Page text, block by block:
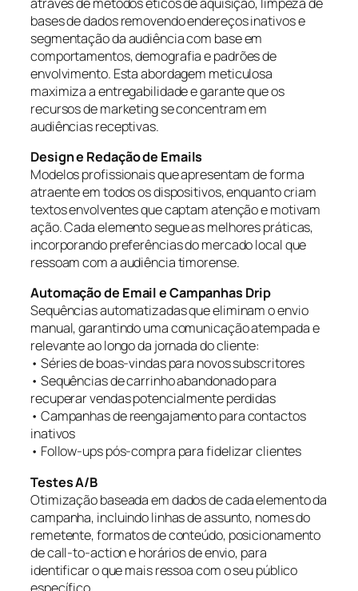
bases de dados removendo endereços inativos e
segmentação da audiência com base em
comportamentos, demografia e padrões de
envolvimento. Esta abordagem meticulosa
maximiza a entregabilidade e garante que os
recursos de marketing se concentram em
audiências receptivas.
Design e Redação de Emails
Modelos profissionais que apresentam de forma
atraente em todos os dispositivos, enquanto criam
textos envolventes que captam atenção e motivam
ação. Cada elemento segue as melhores práticas,
incorporando preferências do mercado local que
ressoam com a audiência timorense.
Automação de Email e Campanhas Drip
Sequências automatizadas que eliminam o envio
manual, garantindo uma comunicação atempada e
relevante ao longo da jornada do cliente:
• Séries de boas-vindas para novos subscritores
• Sequências de carrinho abandonado para
recuperar vendas potencialmente perdidas
• Campanhas de reengajamento para contactos
inativos
• Follow-ups pós-compra para fidelizar clientes
Testes A/B
Otimização baseada em dados de cada elemento da
campanha, incluindo linhas de assunto, nomes do
remetente, formatos de conteúdo, posicionamento
de call-to-action e horários de envio, para
identificar o que mais ressoa com o seu público